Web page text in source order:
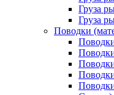
Груза
Груза
Поводки